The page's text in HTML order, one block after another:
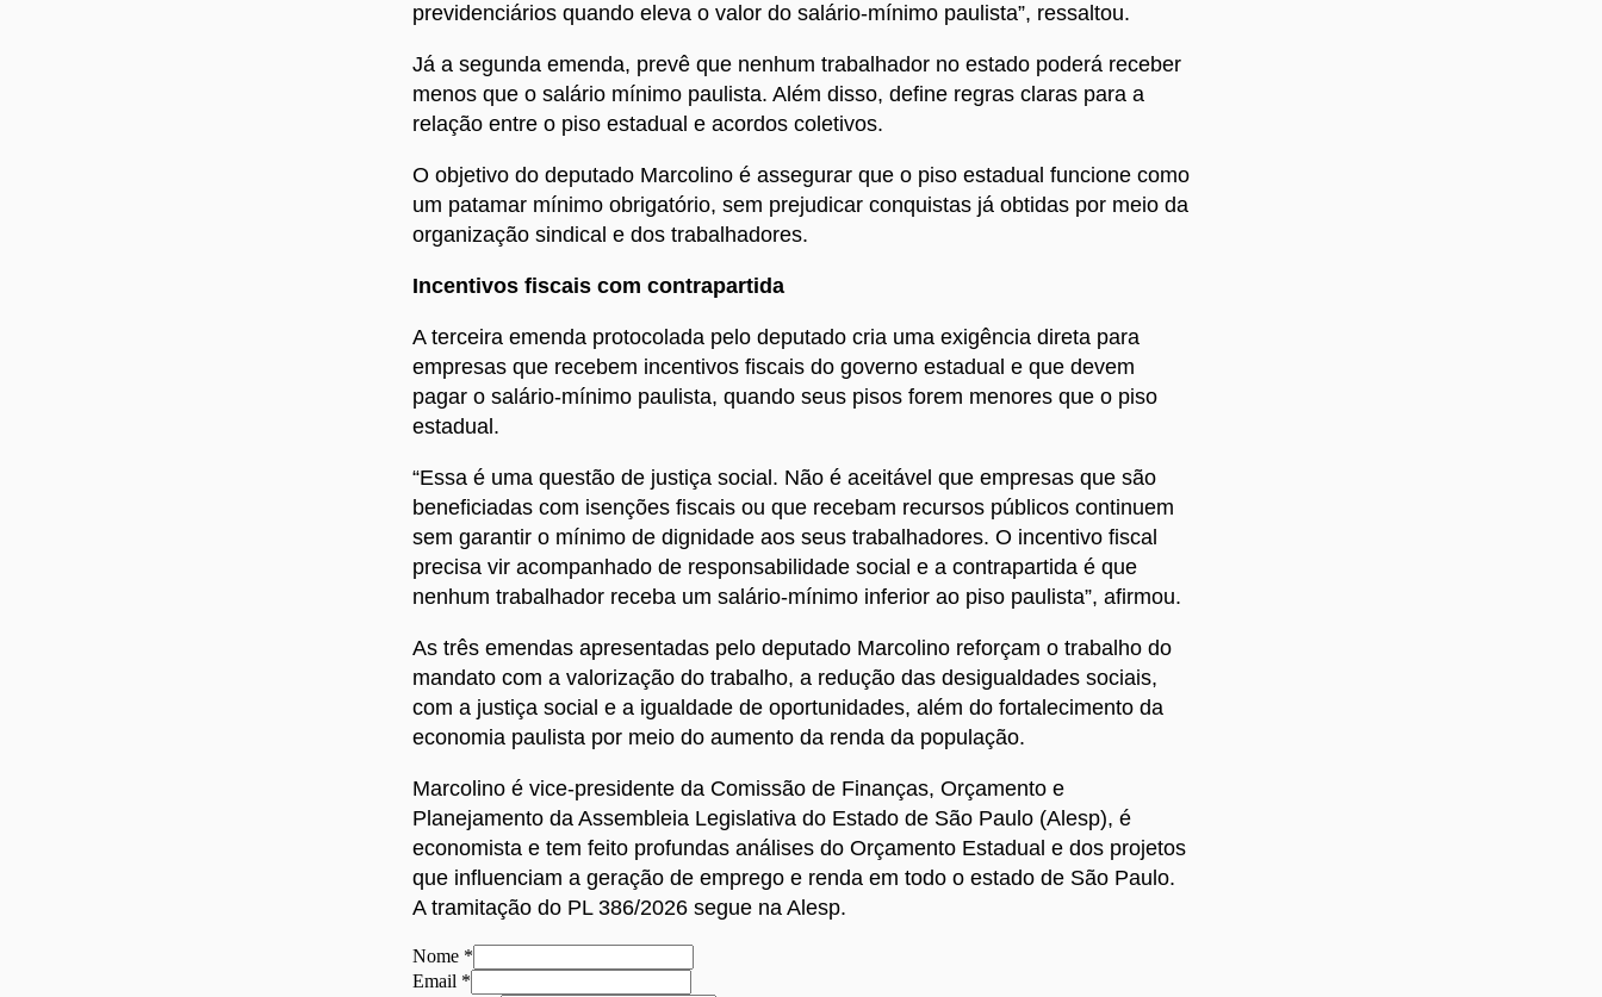
previdenciários quando eleva o valor do salário-mínimo paulista”, ressaltou.
Já a segunda emenda, prevê que nenhum trabalhador no estado poderá receber
menos que o salário mínimo paulista. Além disso, define regras claras para a
relação entre o piso estadual e acordos coletivos.
O objetivo do deputado Marcolino é assegurar que o piso estadual funcione como
um patamar mínimo obrigatório, sem prejudicar conquistas já obtidas por meio da
organização sindical e dos trabalhadores.
Incentivos fiscais com contrapartida
A terceira emenda protocolada pelo deputado cria uma exigência direta para
empresas que recebem incentivos fiscais do governo estadual e que devem
pagar o salário-mínimo paulista, quando seus pisos forem menores que o piso
estadual.
“Essa é uma questão de justiça social. Não é aceitável que empresas que são
beneficiadas com isenções fiscais ou que recebam recursos públicos continuem
sem garantir o mínimo de dignidade aos seus trabalhadores. O incentivo fiscal
precisa vir acompanhado de responsabilidade social e a contrapartida é que
nenhum trabalhador receba um salário-mínimo inferior ao piso paulista”, afirmou.
As três emendas apresentadas pelo deputado Marcolino reforçam o trabalho do
mandato com a valorização do trabalho, a redução das desigualdades sociais,
com a justiça social e a igualdade de oportunidades, além do fortalecimento da
economia paulista por meio do aumento da renda da população.
Marcolino é vice-presidente da Comissão de Finanças, Orçamento e
Planejamento da Assembleia Legislativa do Estado de São Paulo (Alesp), é
economista e tem feito profundas análises do Orçamento Estadual e dos projetos
que influenciam a geração de emprego e renda em todo o estado de São Paulo.
A tramitação do PL 386/2026 segue na Alesp.
Nome *
Email
Email *